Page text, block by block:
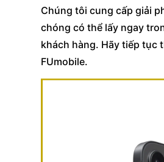
Chúng tôi cung cấp giải
chóng có thể lấy ngay
khách hàng. Hãy tiếp tục
FUmobile.